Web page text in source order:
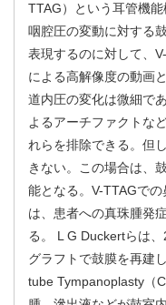
TTAG）という耳管機
咽腔圧の変動に対する
表現するのに対して、
による高解像度の動画
道内圧の変化は微細で
よるアーチファクトな
れらを排除できる。但
きない。この場合は、
能となる。V-TTAGで
は、患者への真珠腫発
る。 L G Duckertらは
グラフトで鼓膜を再建
tube Tympanoplasty（